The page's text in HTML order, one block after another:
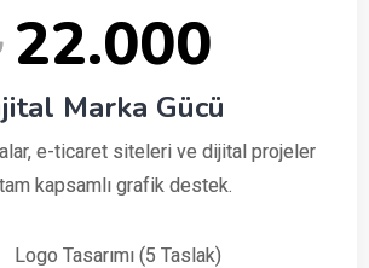
22.000
Marka Gücü
e-ticaret siteleri ve dijital projeler
kapsamlı grafik destek.
Logo Tasarımı (5 Taslak)